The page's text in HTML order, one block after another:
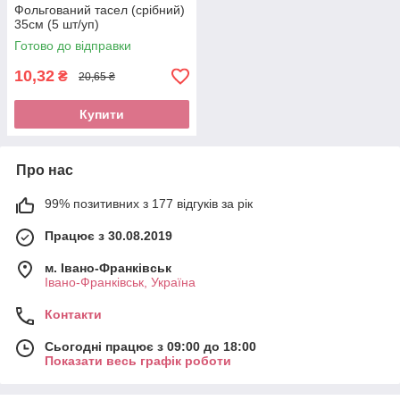
Фольгований тасел (срібний)
35см (5 шт/уп)
Готово до відправки
10,32 ₴ 20,65 ₴
Купити
Про нас
99% позитивних з 177 відгуків за рік
Працює з 30.08.2019
м. Івано-Франківськ
Івано-Франківськ, Україна
Контакти
Сьогодні працює з 09:00 до 18:00
Показати весь графік роботи